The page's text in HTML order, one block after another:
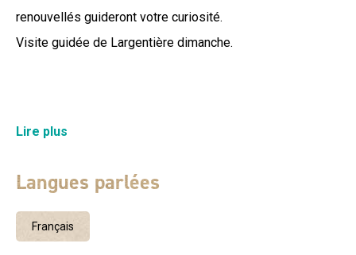
renouvellés guideront votre curiosité.
Visite guidée de Largentière dimanche.
D'un thème à l'autre : du château à la mine, des moulinages
au riche passé historique.
Lire plus
Langues parlées
Français